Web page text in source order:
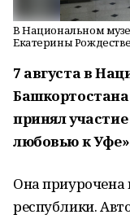
В Национальном
Екатерины
7 августа в
принял
любовью к
Она
республики.